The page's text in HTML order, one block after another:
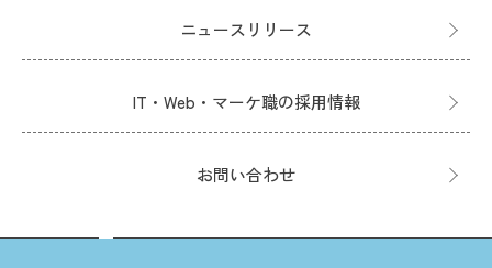
ニュースリリース
IT・Web・マーケ職の採用情報
お問い合わせ